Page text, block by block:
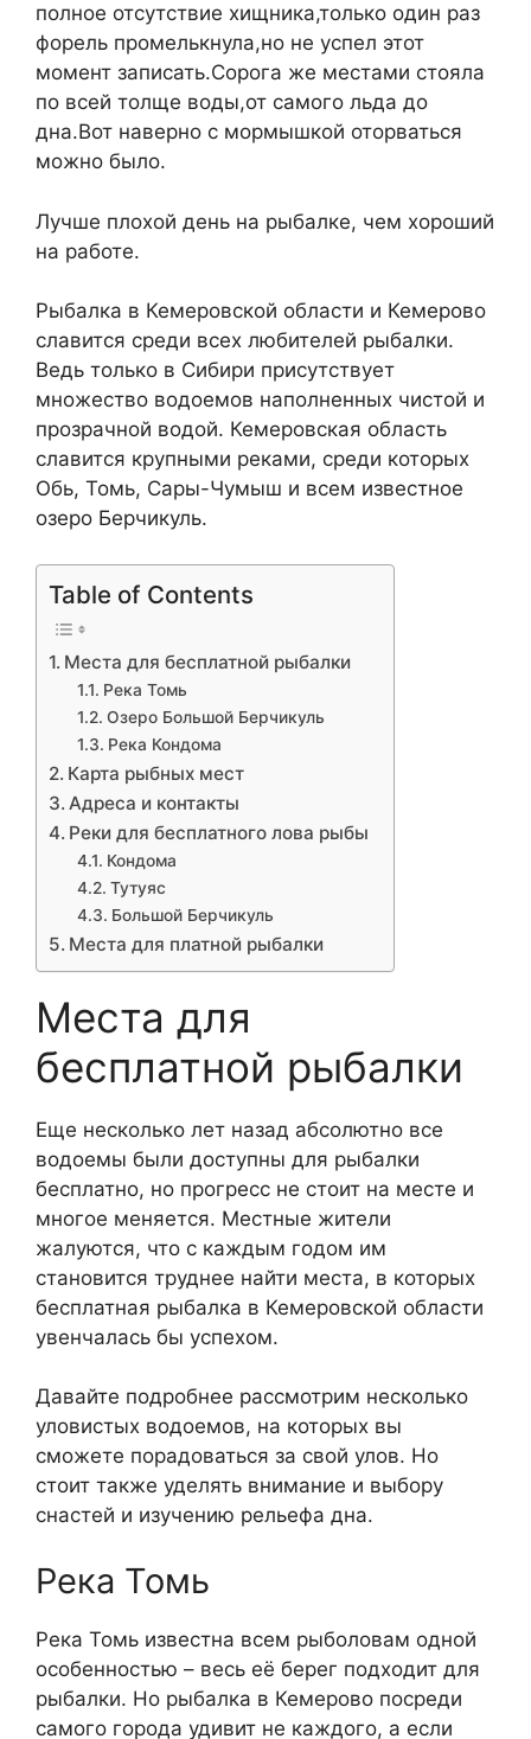
полное отсутствие хищника,только один раз
форель промелькнула,но не успел этот
момент записать.Сорога же местами стояла
по всей толще воды,от самого льда до
дна.Вот наверно с мормышкой оторваться
можно было.
Лучше плохой день на рыбалке, чем хороший
на работе.
Рыбалка в Кемеровской области и Кемерово
славится среди всех любителей рыбалки.
Ведь только в Сибири присутствует
множество водоемов наполненных чистой и
прозрачной водой. Кемеровская область
славится крупными реками, среди которых
Обь, Томь, Сары-Чумыш и всем известное
озеро Берчикуль.
Table of Contents
Места для бесплатной рыбалки
Река Томь
Озеро Большой Берчикуль
Река Кондома
Карта рыбных мест
Адреса и контакты
Реки для бесплатного лова рыбы
Кондома
Тутуяс
Большой Берчикуль
Места для платной рыбалки
Места для
бесплатной рыбалки
Еще несколько лет назад абсолютно все
водоемы были доступны для рыбалки
бесплатно, но прогресс не стоит на месте и
многое меняется. Местные жители
жалуются, что с каждым годом им
становится труднее найти места, в которых
бесплатная рыбалка в Кемеровской области
увенчалась бы успехом.
Давайте подробнее рассмотрим несколько
уловистых водоемов, на которых вы
сможете порадоваться за свой улов. Но
стоит также уделять внимание и выбору
снастей и изучению рельефа дна.
Река Томь
Река Томь известна всем рыболовам одной
особенностью – весь её берег подходит для
рыбалки. Но рыбалка в Кемерово посреди
самого города удивит не каждого, а если